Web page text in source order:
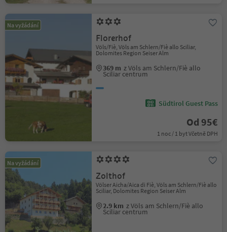
Na vyžádání
Florerhof
Völs/Fiè, Völs am Schlern/Fiè allo Sciliar,
Dolomites Region Seiser Alm
369 m z Völs am Schlern/Fiè allo
Sciliar centrum
Südtirol Guest Pass
Od 95€
1 noc / 1 byt Včetně DPH
Na vyžádání
Zolthof
Völser Aicha/Aica di Fiè, Völs am Schlern/Fiè allo
Sciliar, Dolomites Region Seiser Alm
2.9 km z Völs am Schlern/Fiè allo
Sciliar centrum